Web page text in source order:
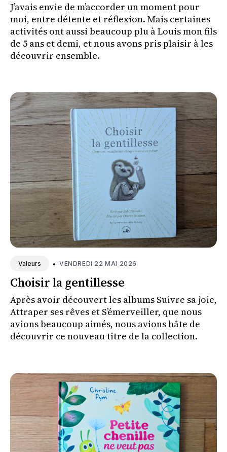
J’avais envie de m’accorder un moment pour
moi, entre détente et réflexion. Mais certaines
activités ont aussi beaucoup plu à Louis mon fils
de 5 ans et demi, et nous avons pris plaisir à les
découvrir ensemble.
Valeurs • VENDREDI 22 MAI 2026
Choisir la gentillesse
Après avoir découvert les albums Suivre sa joie,
Attraper ses rêves et S’émerveiller, que nous
avions beaucoup aimés, nous avions hâte de
découvrir ce nouveau titre de la collection.